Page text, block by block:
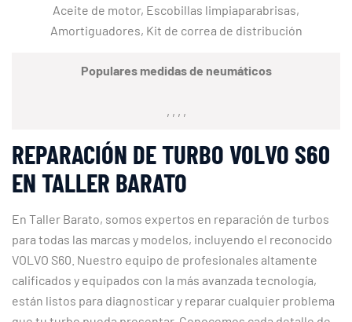
Aceite de motor, Escobillas limpiaparabrisas,
Amortiguadores, Kit de correa de distribución
Populares medidas de neumáticos
, , , ,
REPARACIÓN DE TURBO VOLVO S60
EN TALLER BARATO
En Taller Barato, somos expertos en reparación de turbos
para todas las marcas y modelos, incluyendo el reconocido
VOLVO S60. Nuestro equipo de profesionales altamente
calificados y equipados con la más avanzada tecnología,
están listos para diagnosticar y reparar cualquier problema